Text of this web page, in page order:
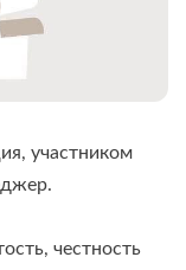
участником
честность